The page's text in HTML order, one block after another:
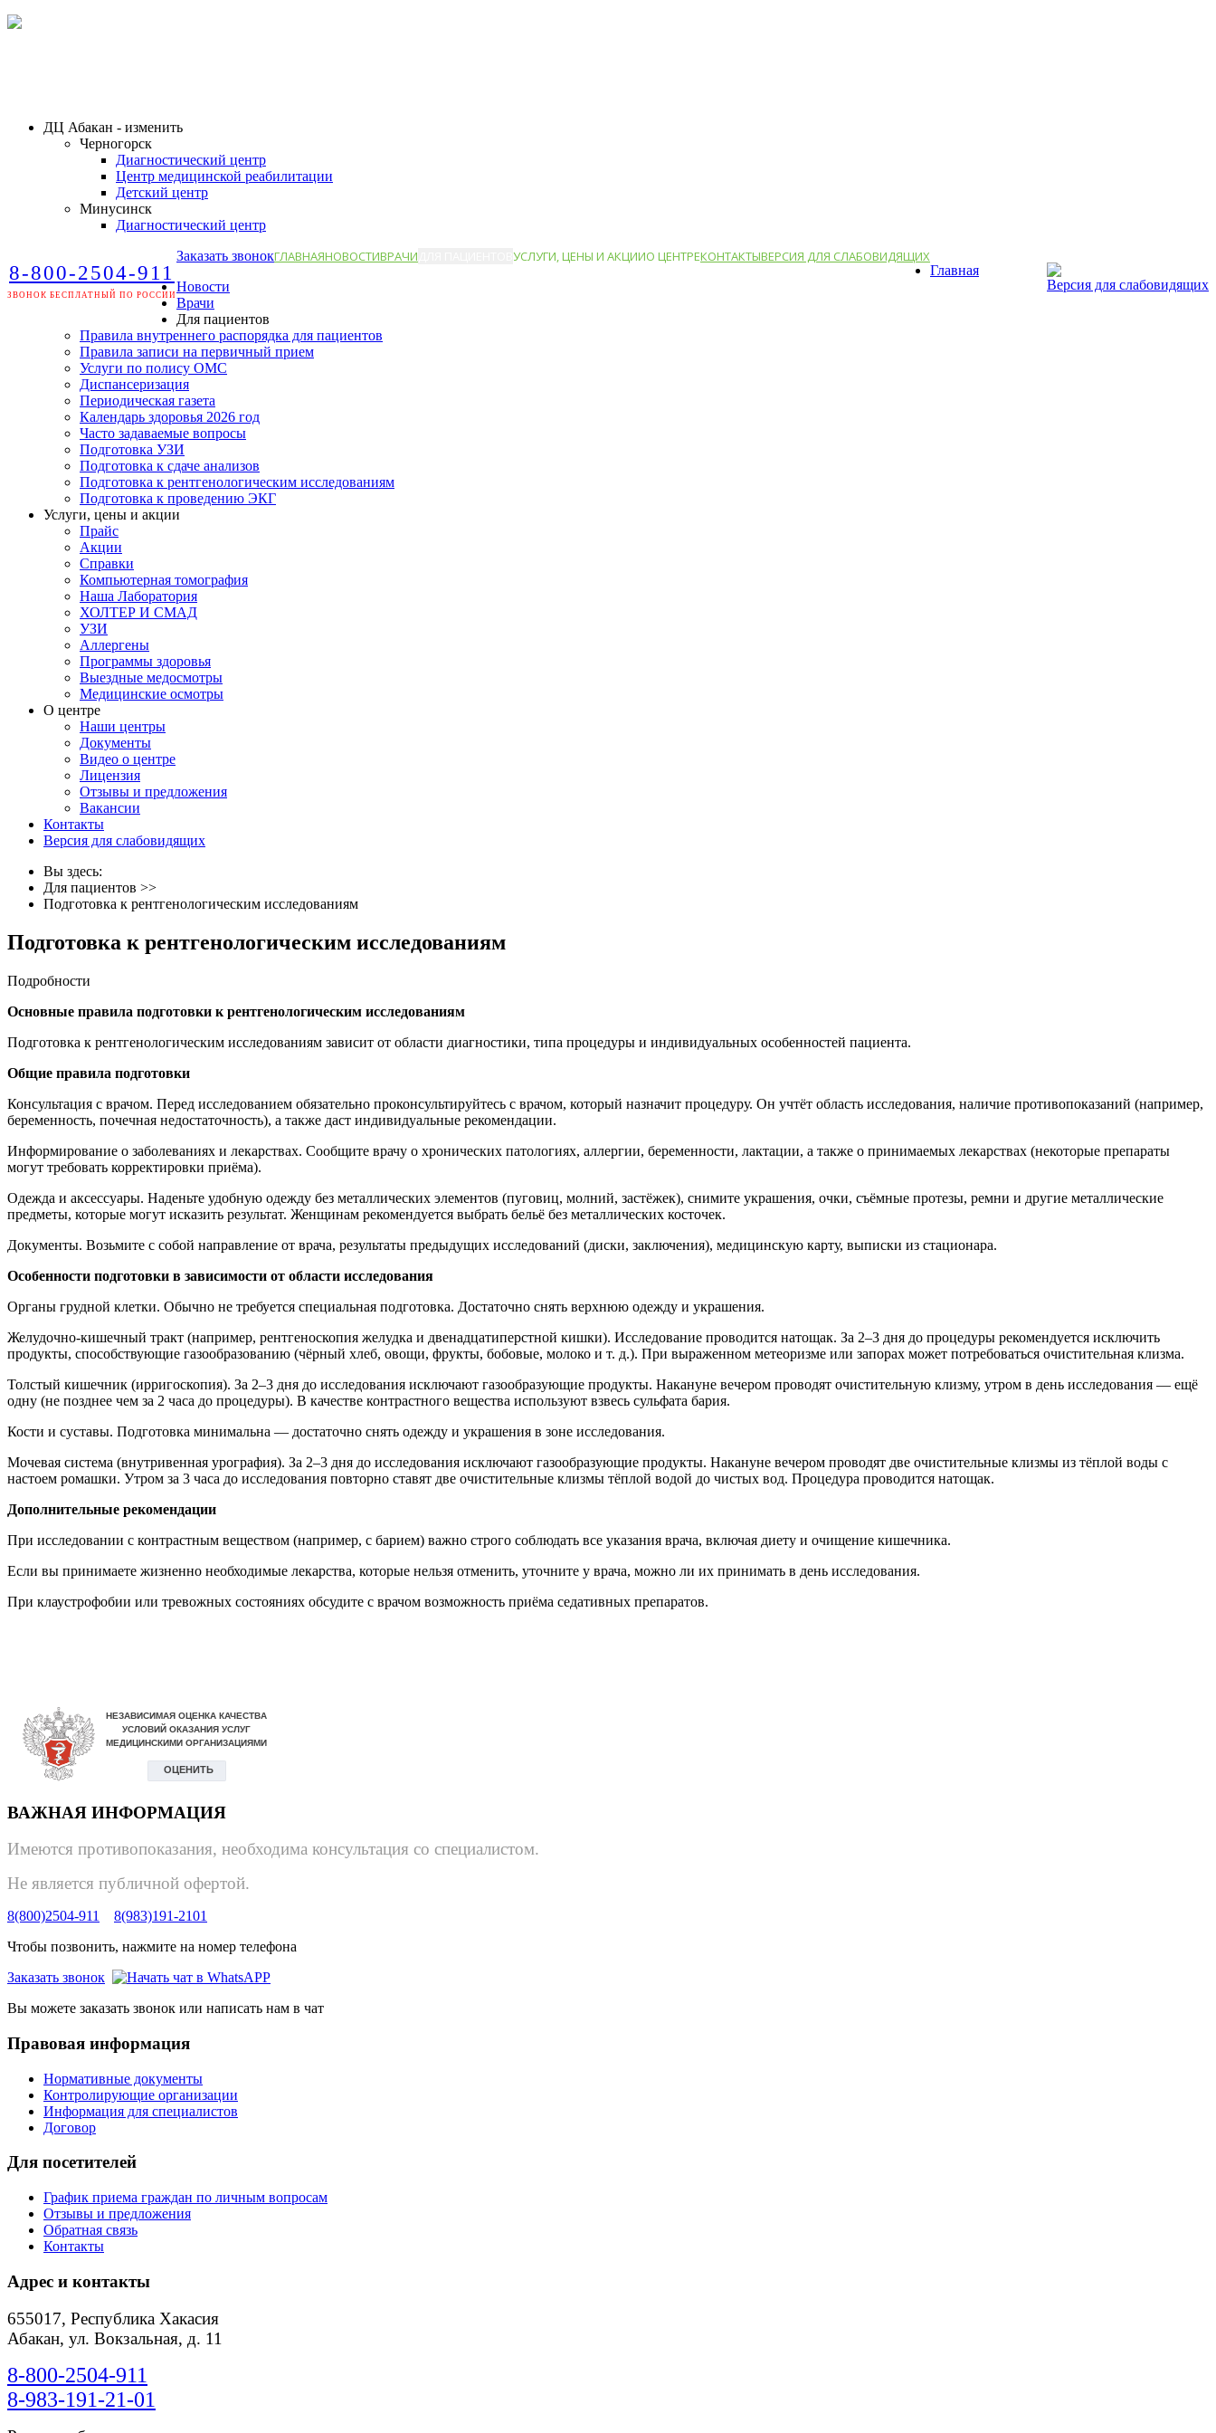
ДЦ Абакан - изменить
Черногорск
Диагностический центр
Центр медицинской реабилитации
Детский центр
Минусинск
Диагностический центр
8-800-2504-911
ЗВОНОК БЕСПЛАТНЫЙ ПО РОССИИ
Заказать звонокГЛАВНАЯНОВОСТИВРАЧИ УСЛУГИ, ЦЕНЫ И АКЦИИО ЦЕНТРЕКОНТАКТЫВЕРСИЯ ДЛЯ СЛАБОВИДЯЩИХ
Версия для слабовидящих
Главная
Новости
Врачи
Для пациентов
Правила внутреннего распорядка для пациентов
Правила записи на первичный прием
Услуги по полису ОМС
Диспансеризация
Периодическая газета
Календарь здоровья 2026 год
Часто задаваемые вопросы
Подготовка УЗИ
Подготовка к сдаче анализов
Подготовка к рентгенологическим исследованиям
Подготовка к проведению ЭКГ
Услуги, цены и акции
Прайс
Акции
Справки
Компьютерная томография
Наша Лаборатория
ХОЛТЕР И СМАД
УЗИ
Аллергены
Программы здоровья
Выездные медосмотры
Медицинские осмотры
О центре
Наши центры
Документы
Видео о центре
Лицензия
Отзывы и предложения
Вакансии
Контакты
Версия для слабовидящих
Вы здесь:
Для пациентов >>
Подготовка к рентгенологическим исследованиям
Подготовка к рентгенологическим исследованиям
Подробности
Основные правила подготовки к рентгенологическим исследованиям
Подготовка к рентгенологическим исследованиям зависит от области диагностики, типа процедуры и индивидуальных особенностей пациента.
Общие правила подготовки
Консультация с врачом. Перед исследованием обязательно проконсультируйтесь с врачом, который назначит процедуру. Он учтёт область исследования, наличие противопоказаний (например,
беременность, почечная недостаточность), а также даст индивидуальные рекомендации.
Информирование о заболеваниях и лекарствах. Сообщите врачу о хронических патологиях, аллергии, беременности, лактации, а также о принимаемых лекарствах (некоторые препараты
могут требовать корректировки приёма).
Одежда и аксессуары. Наденьте удобную одежду без металлических элементов (пуговиц, молний, застёжек), снимите украшения, очки, съёмные протезы, ремни и другие металлические
предметы, которые могут исказить результат. Женщинам рекомендуется выбрать бельё без металлических косточек.
Документы. Возьмите с собой направление от врача, результаты предыдущих исследований (диски, заключения), медицинскую карту, выписки из стационара.
Особенности подготовки в зависимости от области исследования
Органы грудной клетки. Обычно не требуется специальная подготовка. Достаточно снять верхнюю одежду и украшения.
Желудочно-кишечный тракт (например, рентгеноскопия желудка и двенадцатиперстной кишки). Исследование проводится натощак. За 2–3 дня до процедуры рекомендуется исключить
продукты, способствующие газообразованию (чёрный хлеб, овощи, фрукты, бобовые, молоко и т. д.). При выраженном метеоризме или запорах может потребоваться очистительная клизма.
Толстый кишечник (ирригоскопия). За 2–3 дня до исследования исключают газообразующие продукты. Накануне вечером проводят очистительную клизму, утром в день исследования — ещё
одну (не позднее чем за 2 часа до процедуры). В качестве контрастного вещества используют взвесь сульфата бария.
Кости и суставы. Подготовка минимальна — достаточно снять одежду и украшения в зоне исследования.
Мочевая система (внутривенная урография). За 2–3 дня до исследования исключают газообразующие продукты. Накануне вечером проводят две очистительные клизмы из тёплой воды с
настоем ромашки. Утром за 3 часа до исследования повторно ставят две очистительные клизмы тёплой водой до чистых вод. Процедура проводится натощак.
Дополнительные рекомендации
При исследовании с контрастным веществом (например, с барием) важно строго соблюдать все указания врача, включая диету и очищение кишечника.
Если вы принимаете жизненно необходимые лекарства, которые нельзя отменить, уточните у врача, можно ли их принимать в день исследования.
При клаустрофобии или тревожных состояниях обсудите с врачом возможность приёма седативных препаратов.
ВАЖНАЯ ИНФОРМАЦИЯ
Имеются противопоказания, необходима консультация со специалистом.
Не является публичной офертой.
8(800)2504-911
8(983)191-2101
Чтобы позвонить, нажмите на номер телефона
Заказать звонок
Вы можете заказать звонок или написать нам в чат
Правовая информация
Нормативные документы
Контролирующие организации
Информация для специалистов
Договор
Для посетителей
График приема граждан по личным вопросам
Отзывы и предложения
Обратная связь
Контакты
Адрес и контакты
655017, Республика Хакасия
Абакан, ул. Вокзальная, д. 11
8-800-2504-911
8-983-191-21-01